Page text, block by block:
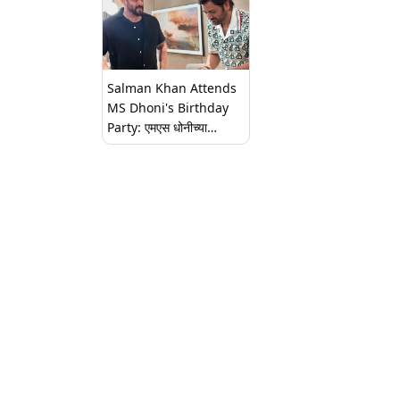
Salman Khan Attends
MS Dhoni's Birthday
Party: एमएस धोनीच्या
वाढदिवसाला सलमान खानने